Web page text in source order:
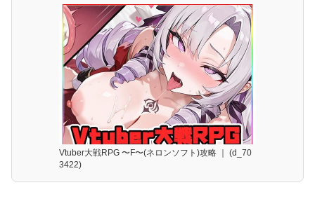
Vtuber大戦RPG 〜F〜(ネロンソフト)攻略 ｜ (d_70
3422)